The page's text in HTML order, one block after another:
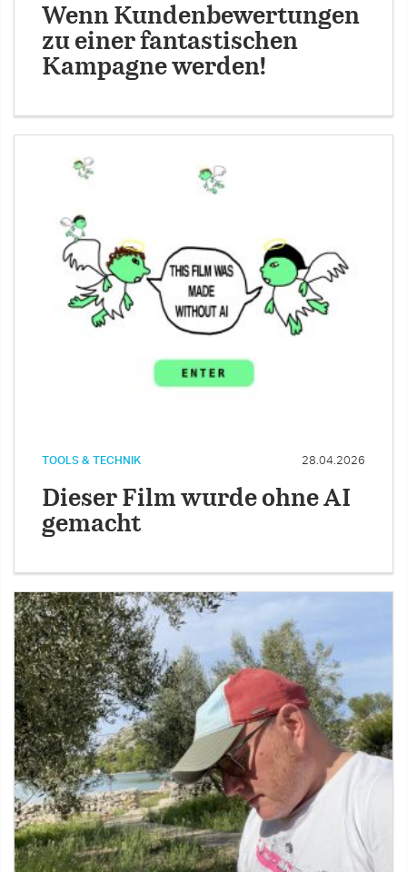
Wenn Kundenbewertungen
zu einer fantastischen
Kampagne werden!
TOOLS & TECHNIK 28.04.2026
Dieser Film wurde ohne AI
gemacht